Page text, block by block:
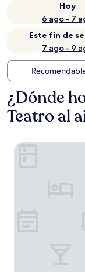
Hoy
6 ago - 7
Este fin de
7 ago - 9
¿Dónde
Teatro al
Riad Villa Blanche